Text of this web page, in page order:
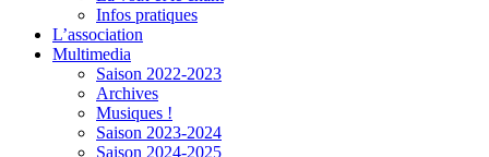
Infos pratiques
L’association
Multimedia
Saison 2022-2023
Archives
Musiques !
Saison 2023-2024
Saison 2024-2025